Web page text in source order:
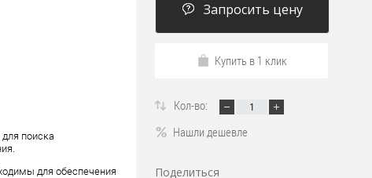
поиска
для обеспечения
Запросить цену
Купить в 1 клик
Кол-во:
Нашли дешевле
Поделиться